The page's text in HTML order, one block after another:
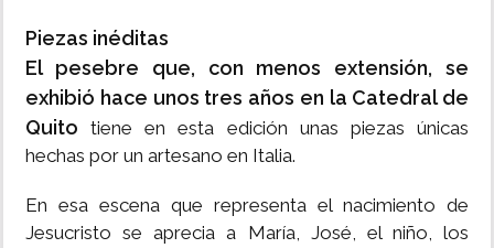
Piezas inéditas
El pesebre que, con menos extensión, se
exhibió hace unos tres años en la Catedral de
Quito tiene en esta edición unas piezas únicas
hechas por un artesano en Italia.
En esa escena que representa el nacimiento de
Jesucristo se aprecia a María, José, el niño, los